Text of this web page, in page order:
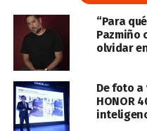
“Para
Pazmiño
olvidar
De foto a
HONOR